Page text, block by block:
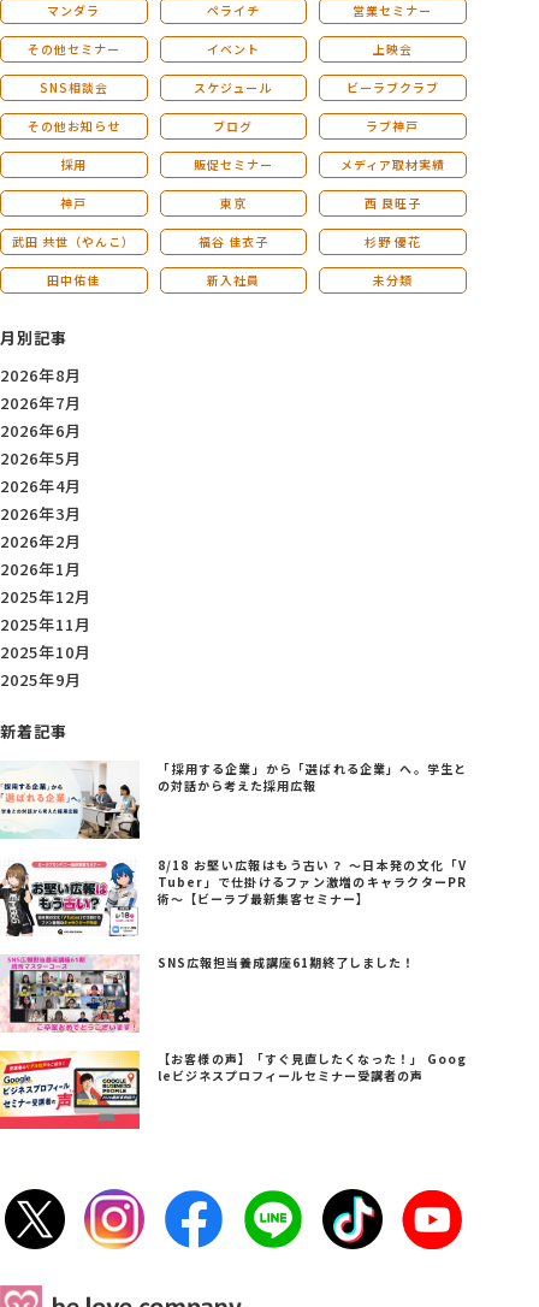
マンダラ ペライチ 営業セミナー
その他セミナー イベント 上映会
SNS相談会 スケジュール ビーラブクラブ
その他お知らせ ブログ ラブ神戸
採用 販促セミナー メディア取材実績
神戸 東京 西 良旺子
武田 共世（やんこ） 福谷 佳衣子 杉野 優花
田中佑佳 新入社員 未分類
月別記事
2026年8月
2026年7月
2026年6月
2026年5月
2026年4月
2026年3月
2026年2月
2026年1月
2025年12月
2025年11月
2025年10月
2025年9月
新着記事
「採用する企業」から「選ばれる企業」へ。学生と
の対話から考えた採用広報
8/18 お堅い広報はもう古い？ ～日本発の文化「V
Tuber」で仕掛けるファン激増のキャラクターPR
術～【ビーラブ最新集客セミナー】
SNS広報担当養成講座61期終了しました！
【お客様の声】「すぐ見直したくなった！」 Goog
leビジネスプロフィールセミナー受講者の声